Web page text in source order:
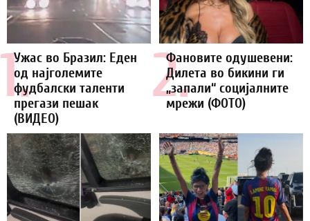
1.
Ужас во Бразил: Еден
од најголемите
фудбалски таленти
прегази пешак
(ВИДЕО)
2.
Фановите одушевени:
Дилета во бикини ги
„запали“ социјалните
мрежи (ФОТО)